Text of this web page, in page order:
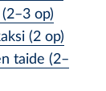
op)
(2 op)
taide (2–